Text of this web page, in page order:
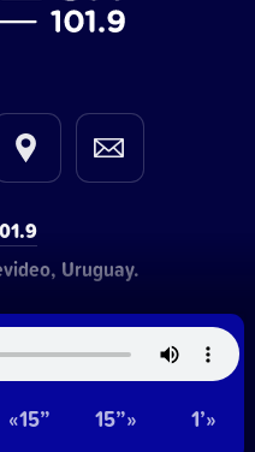
«15” 15”» 1’»
Uruguay.
• Hosting: